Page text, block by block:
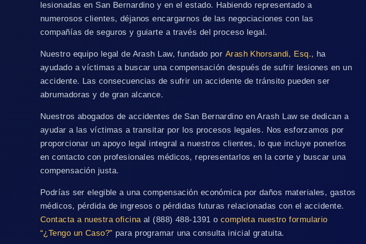
lesionadas en San Bernardino y en el estado. Habiendo representado a
numerosos clientes, déjanos encargarnos de las negociaciones con las
compañías de seguros y guiarte a través del proceso legal.
Nuestro equipo legal de Arash Law, fundado por Arash Khorsandi, Esq., ha
ayudado a víctimas a buscar una compensación después de sufrir lesiones en un
accidente. Las consecuencias de sufrir un accidente de tránsito pueden ser
abrumadoras y de gran alcance.
Nuestros abogados de accidentes de San Bernardino en Arash Law se dedican a
ayudar a las víctimas a transitar por los procesos legales. Nos esforzamos por
proporcionar un apoyo legal integral a nuestros clientes, lo que incluye ponerlos
en contacto con profesionales médicos, representarlos en la corte y buscar una
compensación justa.
Podrías ser elegible a una compensación económica por daños materiales, gastos
médicos, pérdida de ingresos o pérdidas futuras relacionadas con el accidente.
Contacta a nuestra oficinaal (888) 488-1391 o completa nuestro formulario
“¿Tengo un Caso?” para programar una consulta inicial gratuita.